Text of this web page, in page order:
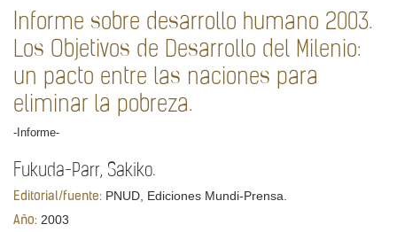
Informe sobre desarrollo humano 2003.
Los Objetivos de Desarrollo del Milenio:
un pacto entre las naciones para
eliminar la pobreza.
-Informe-
Fukuda-Parr, Sakiko.
Editorial/fuente: PNUD, Ediciones Mundi-Prensa.
Año: 2003